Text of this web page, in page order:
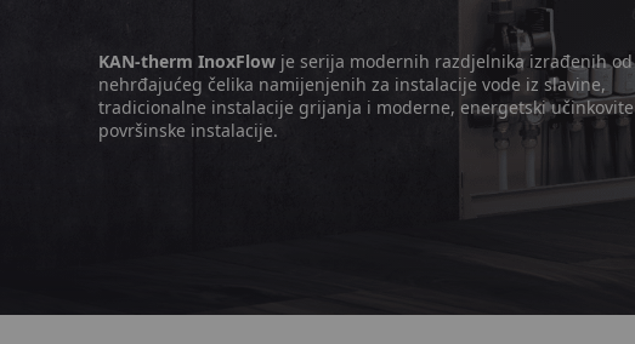
KAN-therm InoxFlowje serija modernih razdjelnika izrađenih od
nehrđajućeg čelika namijenjenih za instalacije vode iz slavine,
tradicionalne instalacije grijanja i moderne, energetski učinkovite
površinske instalacije.